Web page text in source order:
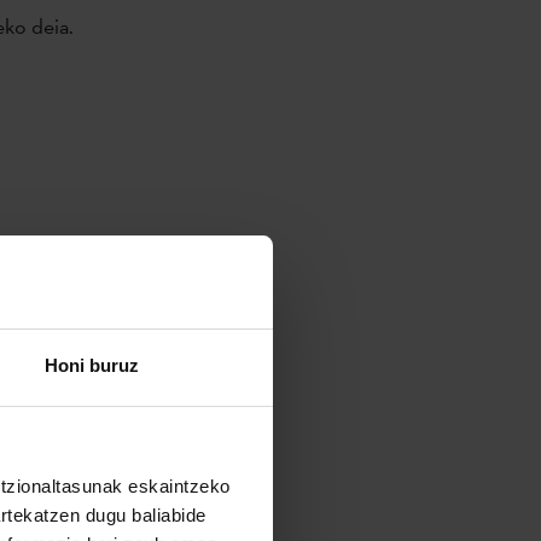
Honi buruz
eskaintzeko
dugu baliabide
deia.